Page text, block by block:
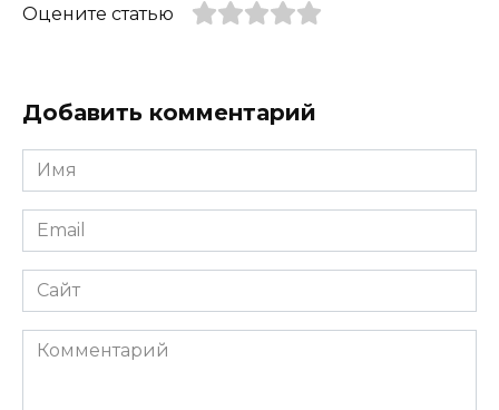
Оцените статью
Добавить комментарий
Имя
*
Email
*
Сайт
Комментарий